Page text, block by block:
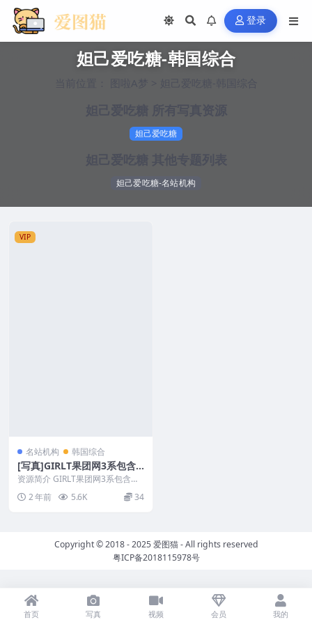
登录
妲己爱吃糖-韩国综合
妲己爱吃糖
妲己爱吃糖-名站机构
VIP
名站机构 韩国综合
[写真]GIRLT果团网3系包含
投稿作品/熊川纪信001-216
期[97.35G]
资源简介 GIRLT果团网3系包含投
稿作品/熊川纪信001-216期[97.3
5... 2 年前 5.6K 34
Copyright © 2018 - 2025爱图猫- All rights reserved
粤ICP备2018115978号
首页 写真 视频 会员 我的